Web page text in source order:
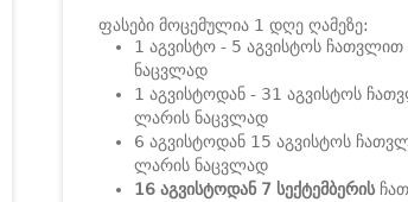
ფასები მოცემულია 1 დღე ღამეზე:
1 აგვისტო - 5 აგვისტოს
ნაცვლად
1 აგვისტოდან - 31 აგვისტოს
ლარის ნაცვლად
6 აგვისტოდან 15 აგვისტოს
ლარის ნაცვლად
16 აგვისტოდან 7 სექტემბერის